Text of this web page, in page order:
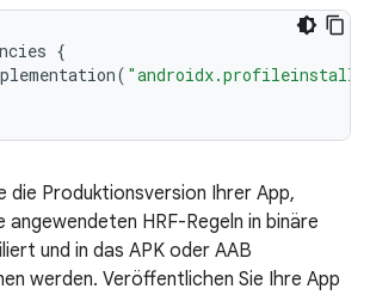
{
(
die Produktionsversion Ihrer App,
angewendeten HRF-Regeln in binäre
und in das APK oder AAB
werden. Veröffentlichen Sie Ihre App